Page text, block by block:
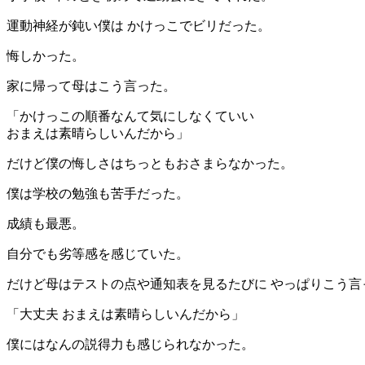
運動神経が鈍い僕は かけっこでビリだった。
悔しかった。
家に帰って母はこう言った。
「かけっこの順番なんて気にしなくていい
おまえは素晴らしいんだから」
だけど僕の悔しさはちっともおさまらなかった。
僕は学校の勉強も苦手だった。
成績も最悪。
自分でも劣等感を感じていた。
だけど母はテストの点や通知表を見るたびに やっぱりこう言
「大丈夫 おまえは素晴らしいんだから」
僕にはなんの説得力も感じられなかった。